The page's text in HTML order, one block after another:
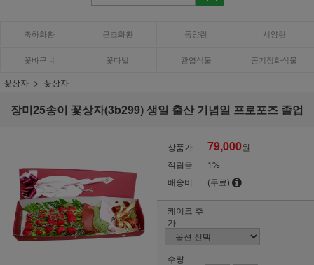
축하화환 근조화환 동양란 서양란
꽃바구니 꽃다발 관엽식물 공기정화식물
꽃상자 꽃상자
장미25송이 꽃상자(3b299) 생일 출산 기념일 프로포즈 졸업
상품가 79,000원
적립금
1%
배송비
(무료)
케이크 추
가
수량